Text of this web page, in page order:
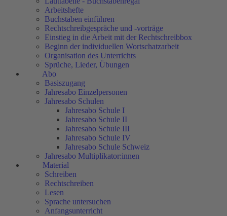
Arbeitshefte
Buchstaben einführen
Rechtschreibgespräche und -vorträge
Einstieg in die Arbeit mit der Rechtschreibbox
Beginn der individuellen Wortschatzarbeit
Organisation des Unterrichts
Sprüche, Lieder, Übungen
Abo
Basiszugang
Jahresabo Einzelpersonen
Jahresabo Schulen
Jahresabo Schule I
Jahresabo Schule II
Jahresabo Schule III
Jahresabo Schule IV
Jahresabo Schule Schweiz
Jahresabo Multiplikator:innen
Material
Schreiben
Rechtschreiben
Lesen
Sprache untersuchen
Anfangsunterricht